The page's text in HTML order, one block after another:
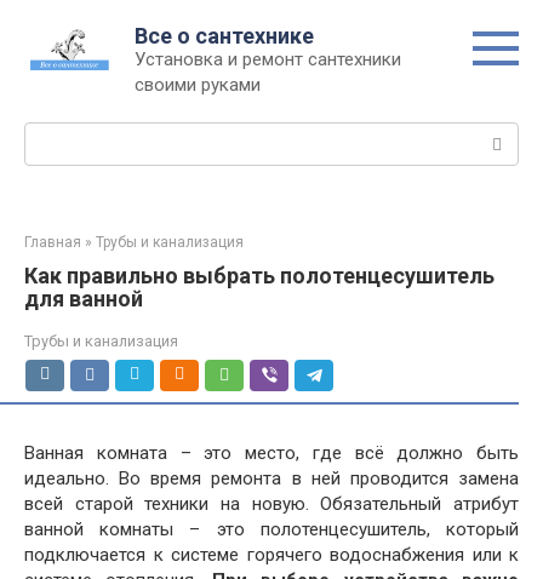
контенту
Все о сантехнике
Установка и ремонт сантехники
своими руками
Главная » Трубы и канализация
Как правильно выбрать полотенцесушитель
для ванной
Трубы и канализация
Ванная комната – это место, где всё должно быть
идеально. Во время ремонта в ней проводится замена
всей старой техники на новую. Обязательный атрибут
ванной комнаты – это полотенцесушитель, который
подключается к системе горячего водоснабжения или к